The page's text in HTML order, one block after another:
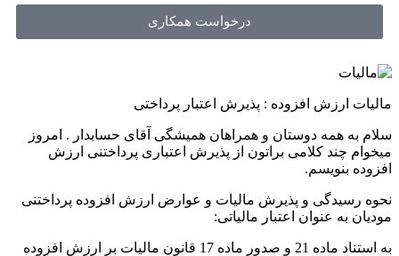
درخواست همکاری
مالیات ارزش افزوده : پذیرش اعتبار پرداختی
سلام به همه دوستان و همراهان همیشگی آقای حسابدار . امروز
میخوام چند کلامی براتون از پذیرش اعتباری پرداختنی ارزش
افزوده بنویسم.
نحوه رسیدگی و پذیرش مالیات و عوارض ارزش افزوده پرداختنی
مودیان به عنوان اعتبار مالیاتی:
به استناد ماده 21 و صدور ماده 17 قانون مالیات بر ارزش افزوده